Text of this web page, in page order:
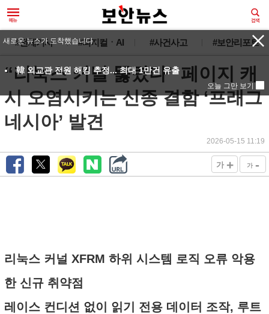
#전체기사 #피지컬ㆍAI #사건사고 #보안리포트
“리눅스 커널 뚫렸다” 페이지 캐
시 오염시키는 신종 결함 ‘프래그
네시아’ 발견
2026-05-15 11:19
가 + 가 -
리눅스 커널 XFRM 하위 시스템 로직 오류 악용
한 신규 취약점
레이스 컨디션 없이 읽기 전용 데이터 조작, 루트
새로운 뉴스가 도착했습니다.
韓 외교관 전원 해킹 추정... 최대 1만건 유출
오늘 그만 보기